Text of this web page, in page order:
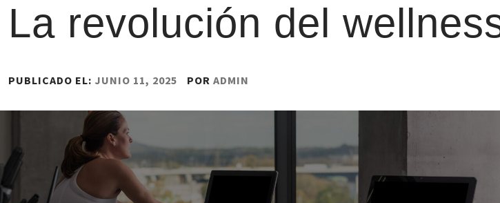
La revolución del
PUBLICADO EL: JUNIO 11, 2025 POR ADMIN